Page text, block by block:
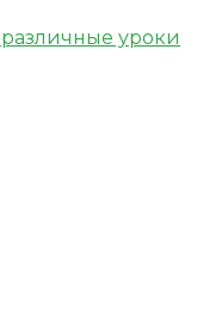
уроки